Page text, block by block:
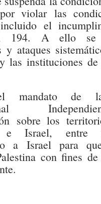
violar las
el
194. A ello se
y ataques
las instituciones de
mandato de
sobre los
e Israel, entre
a Israel para
con fines